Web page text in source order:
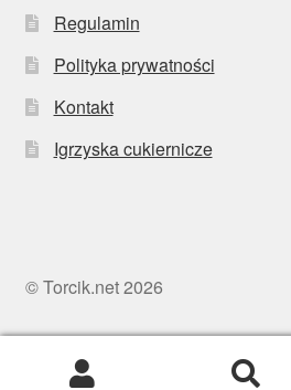
Regulamin
Polityka prywatności
Kontakt
Igrzyska cukiernicze
© Torcik.net 2026